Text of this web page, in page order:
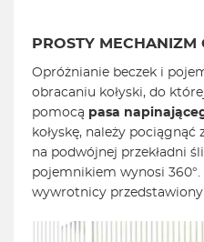
PROSTY
Opróżnianie beczek i
obracaniu kołyski, do
pomocą pasa
kołyskę, należy pociągnąć
na podwójnej przekładni
pojemnikiem wynosi 360°.
wywrotnicy przedstawiony